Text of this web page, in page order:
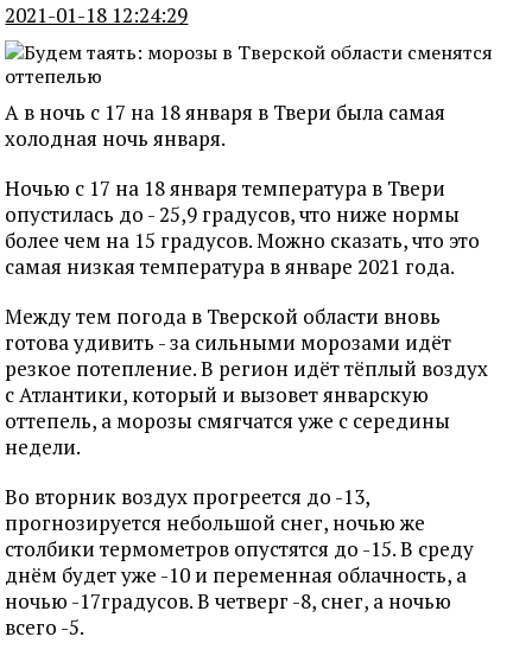
2021-01-18 12:24:29
А в ночь с 17 на 18 января в Твери была самая
холодная ночь января.
Ночью с 17 на 18 января температура в Твери
опустилась до - 25,9 градусов, что ниже нормы
более чем на 15 градусов. Можно сказать, что это
самая низкая температура в январе 2021 года.
Между тем погода в Тверской области вновь
готова удивить - за сильными морозами идёт
резкое потепление. В регион идёт тёплый воздух
с Атлантики, который и вызовет январскую
оттепель, а морозы смягчатся уже с середины
недели.
Во вторник воздух прогреется до -13,
прогнозируется небольшой снег, ночью же
столбики термометров опустятся до -15. В среду
днём будет уже -10 и переменная облачность, а
ночью -17градусов. В четверг -8, снег, а ночью
всего -5.